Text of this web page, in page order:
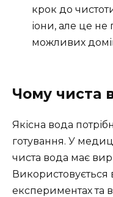
крок до
іони, але це не
можливих
Чому чиста
Якісна вода
готування. У
чиста вода має
Використовується
експериментах та